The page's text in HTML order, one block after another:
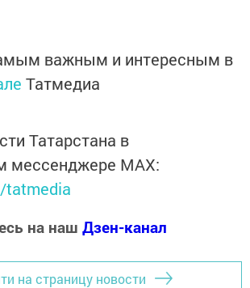
важным и интересным в
Татмедиа
Татарстана в
мессенджере MАХ:
tatmedia
на наш Дзен-канал
на страницу новости